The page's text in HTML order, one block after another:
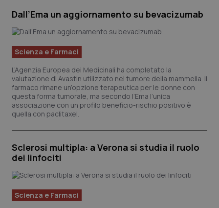
Dall’Ema un aggiornamento su bevacizumab
Scienza e Farmaci
L’Agenzia Europea dei Medicinali ha completato la
valutazione di Avastin utilizzato nel tumore della mammella. Il
farmaco rimane un’opzione terapeutica per le donne con
questa forma tumorale, ma secondo l’Ema l’unica
associazione con un profilo beneficio-rischio positivo è
quella con paclitaxel.
Sclerosi multipla: a Verona si studia il ruolo
dei linfociti
Scienza e Farmaci